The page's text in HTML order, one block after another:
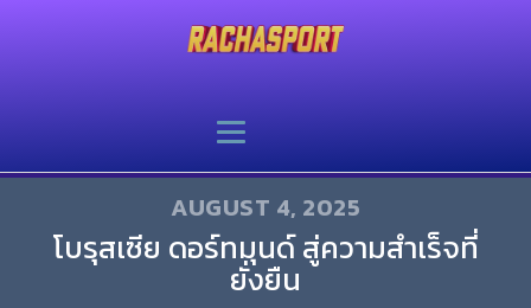
AUGUST 4, 2025
โบรุสเซีย ดอร์ทมุนด์ สู่ความสำเร็จที่
ยั่งยืน